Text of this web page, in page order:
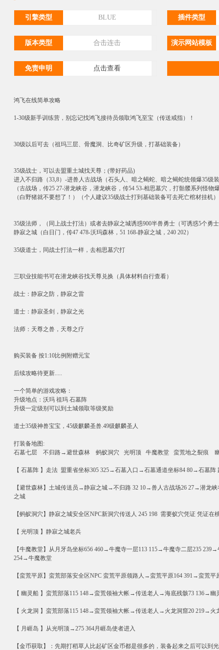
引擎类型 BLUE 插件类型
版本类型 合击连击 演示网站模板
免责申明 点击查看
鸿飞在线简单攻略
1-30级新手训练营，别忘记找鸿飞接待员领取鸿飞至宝（传送戒指）！
30级以后可去（祖玛三层、骨魔洞、比奇矿区升级，打基础装备）
35级战士，可以去盟重土城找天尊；(带好药品)
进入不归路（33,8）-进兽人古战场（石头人、暗之蝎蛇、暗之蝎蛇统领爆35级
（古战场，传25 27-潜龙峡谷，潜龙峡谷，传54 53-相思墓穴，打骷髅系列怪物
（白野猪就不要想了！）（个人建议35级战士打到基础装备可去死亡棺材挂机）
35级法师，（同上战士打法）或者去静寂之城诱惑900半兽勇士（可诱惑5个勇
静寂之城（白日门，传47 478-沃玛森林，51 168-静寂之城，240 202）
35级道士，同战士打法一样，去相思墓穴打
三职业技能书可在潜龙峡谷找天尊兑换（具体材料自行查看）
战士：静寂之防，静寂之雷
道士：静寂圣剑，静寂之光
法师：天尊之兽，天尊之疗
购买装备 按1:10比例附赠元宝
后续攻略待更新.....
一个简单的游戏攻略：
升级地点：沃玛 祖玛 石墓阵
升级一定级别可以到土城领取等级奖励
道士35级神兽宝宝，45级麒麟圣兽.49级麒麟圣人
打装备地图:
石墓七层 不归路→避世森林 蚂蚁洞穴 光明顶 牛魔教堂 蛮荒地之裂痕
【 石墓阵 】走法 盟重省坐标305 325→石墓入口→石墓通道坐标84 80→石墓
【避世森林】土城传送员→静寂之城→不归路 32 10→兽人古战场26 27→潜龙
之城
【蚂蚁洞穴】静寂之城安全区NPC新洞穴传送人 245 198 需要蚁穴凭证 凭证在
【 光明顶 】静寂之城老兵
【牛魔教堂】从月牙岛坐标656 460→牛魔寺一层113 115→牛魔寺二层235
254→牛魔教堂
【蛮荒平原】蛮荒部落安全区NPC 蛮荒平原领路人→蛮荒平原164 391→蛮荒
【 幽灵船 】蛮荒部落115 148→蛮荒领袖大帐→传送老人→海底残骸73 136→
【 火龙洞 】蛮荒部落115 148→蛮荒领袖大帐→传送老人→火龙洞窟20 219→火
【 月崕岛 】从光明顶→275 364月崕岛使者进入
【金币获取】：先期打稻草人比起矿区金币都是很多的，装备起来之后可以到